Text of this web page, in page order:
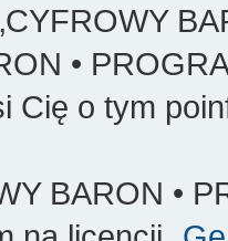
•
Cię o tym
BARON •